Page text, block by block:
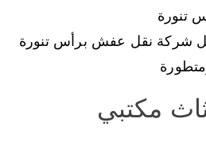
تنورة
شركة نقل عفش برأس تنورة
مكتبي